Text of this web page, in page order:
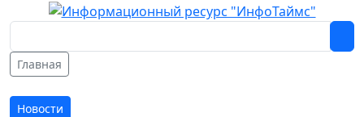
Главная
Новости